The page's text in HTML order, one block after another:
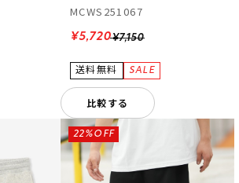
MCWS251067
¥7,150
¥5,720
比較する
22%OFF